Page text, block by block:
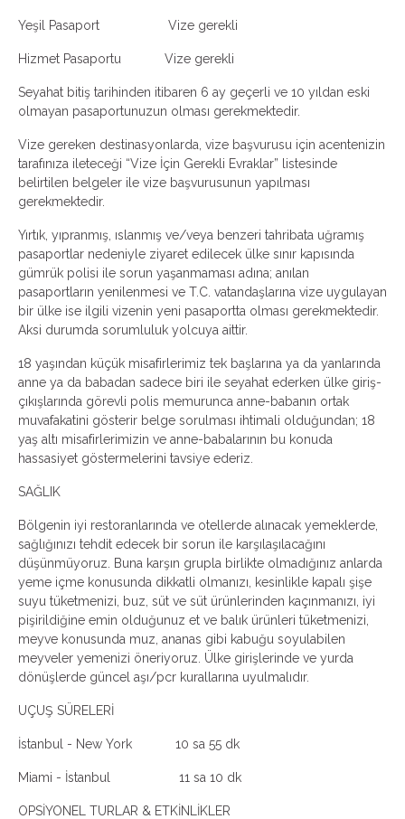
Yeşil Pasaport Vize gerekli
Hizmet Pasaportu Vize gerekli
Seyahat bitiş tarihinden itibaren 6 ay geçerli ve 10 yıldan eski
olmayan pasaportunuzun olması gerekmektedir.
Vize gereken destinasyonlarda, vize başvurusu için acentenizin
tarafınıza ileteceği “Vize İçin Gerekli Evraklar” listesinde
belirtilen belgeler ile vize başvurusunun yapılması
gerekmektedir.
Yırtık, yıpranmış, ıslanmış ve/veya benzeri tahribata uğramış
pasaportlar nedeniyle ziyaret edilecek ülke sınır kapısında
gümrük polisi ile sorun yaşanmaması adına; anılan
pasaportların yenilenmesi ve T.C. vatandaşlarına vize uygulayan
bir ülke ise ilgili vizenin yeni pasaportta olması gerekmektedir.
Aksi durumda sorumluluk yolcuya aittir.
18 yaşından küçük misafirlerimiz tek başlarına ya da yanlarında
anne ya da babadan sadece biri ile seyahat ederken ülke giriş-
çıkışlarında görevli polis memurunca anne-babanın ortak
muvafakatini gösterir belge sorulması ihtimali olduğundan; 18
yaş altı misafirlerimizin ve anne-babalarının bu konuda
hassasiyet göstermelerini tavsiye ederiz.
SAĞLIK
Bölgenin iyi restoranlarında ve otellerde alınacak yemeklerde,
sağlığınızı tehdit edecek bir sorun ile karşılaşılacağını
düşünmüyoruz. Buna karşın grupla birlikte olmadığınız anlarda
yeme içme konusunda dikkatli olmanızı, kesinlikle kapalı şişe
suyu tüketmenizi, buz, süt ve süt ürünlerinden kaçınmanızı, iyi
pişirildiğine emin olduğunuz et ve balık ürünleri tüketmenizi,
meyve konusunda muz, ananas gibi kabuğu soyulabilen
meyveler yemenizi öneriyoruz. Ülke girişlerinde ve yurda
dönüşlerde güncel aşı/pcr kurallarına uyulmalıdır.
UÇUŞ SÜRELERİ
İstanbul - New York 10 sa 55 dk
Miami - İstanbul 11 sa 10 dk
OPSİYONEL TURLAR & ETKİNLİKLER